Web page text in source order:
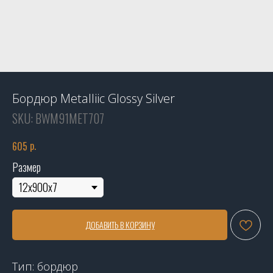
Бордюр Metalliic Glossy Silver
SKU: BWM91MET707
605 р.
Размер
ДОБАВИТЬ В КОРЗИНУ
Тип: бордюр